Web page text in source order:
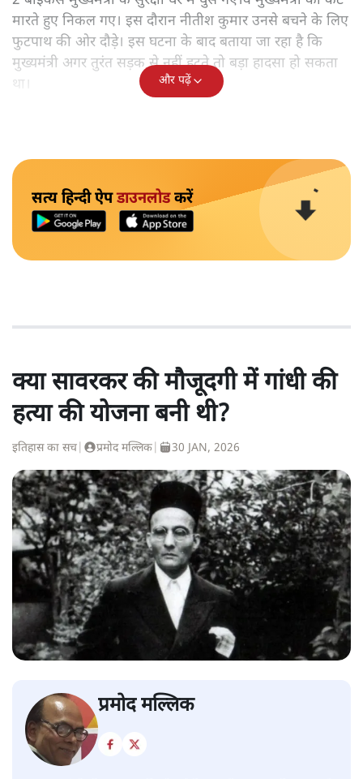
मारते हुए निकल गए। इस दौरान नीतीश कुमार उनसे बचने के लिए
फुटपाथ की ओर दौड़े। इस घटना के बाद बताया जा रहा है कि
मुख्यमंत्री अगर तुरंत सड़क से नहीं हटते तो बड़ा हादसा हो सकता
था।
और पढ़ें
सत्य हिन्दी ऐपडाउनलोडकरें
क्या सावरकर की मौजूदगी में गांधी की
हत्या की योजना बनी थी?
इतिहास का सच प्रमोद मल्लिक 30 JAN, 2026
प्रमोद मल्लिक